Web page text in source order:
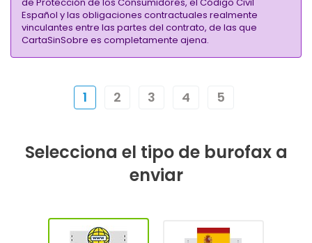
Español y las obligaciones contractuales realmente
vinculantes entre las partes del contrato, de las que
CartaSinSobre es completamente ajena.
1 2 3 4 5
Selecciona el tipo de burofax a
enviar